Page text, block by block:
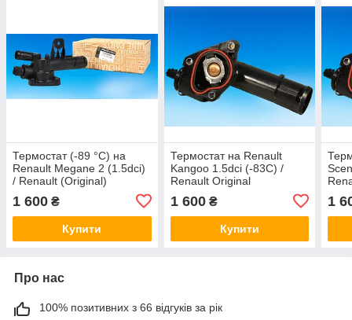
Термостат (-89 °C) на
Renault Megane 2 (1.5dci)
/ Renault (Original)
1 600 ₴
Купити
Термостат на Renault
Kangoo 1.5dci (-83С) /
Renault Original
1 600₴
Купити
1
Про нас
100% позитивних з 66 відгуків за рік